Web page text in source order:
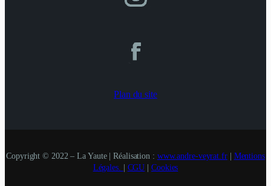
Plan du site
Copyright © 2022 – La Yaute | Réalisation : www.andre-veyrat.fr| Mentions
Légales. | CGU | Cookies